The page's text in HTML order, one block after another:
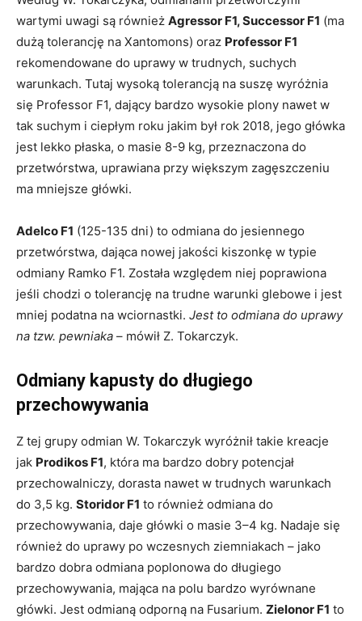
wartymi uwagi są również Agressor F1, Successor F1 (ma
dużą tolerancję na Xantomons) oraz Professor F1
rekomendowane do uprawy w trudnych, suchych
warunkach. Tutaj wysoką tolerancją na suszę wyróżnia
się Professor F1, dający bardzo wysokie plony nawet w
tak suchym i ciepłym roku jakim był rok 2018, jego główka
jest lekko płaska, o masie 8-9 kg, przeznaczona do
przetwórstwa, uprawiana przy większym zagęszczeniu
ma mniejsze główki.
Adelco F1 (125-135 dni) to odmiana do jesiennego
przetwórstwa, dająca nowej jakości kiszonkę w typie
odmiany Ramko F1. Została względem niej poprawiona
jeśli chodzi o tolerancję na trudne warunki glebowe i jest
mniej podatna na wciornastki. Jest to odmiana do uprawy
na tzw. pewniaka – mówił Z. Tokarczyk.
Odmiany kapusty do długiego
przechowywania
Z tej grupy odmian W. Tokarczyk wyróżnił takie kreacje
jak Prodikos F1, która ma bardzo dobry potencjał
przechowalniczy, dorasta nawet w trudnych warunkach
do 3,5 kg. Storidor F1 to również odmiana do
przechowywania, daje główki o masie 3–4 kg. Nadaje się
również do uprawy po wczesnych ziemniakach – jako
bardzo dobra odmiana poplonowa do długiego
przechowywania, mająca na polu bardzo wyrównane
główki. Jest odmianą odporną na Fusarium. Zielonor F1 to